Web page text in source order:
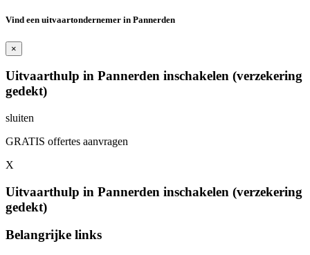
Vind een uitvaartondernemer in Pannerden
×
Uitvaarthulp in Pannerden inschakelen (verzekering
gedekt)
sluiten
GRATIS offertes aanvragen
X
Uitvaarthulp in Pannerden inschakelen (verzekering
gedekt)
Belangrijke links